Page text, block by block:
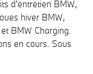
d'entretien BMW,
hiver BMW,
BMW Charging.
en cours. Sous